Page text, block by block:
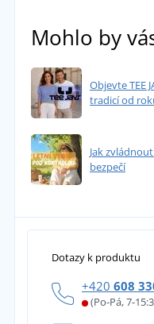
Mohlo by
Objevte TEE
tradicí od
Jak
bezpečí
Dotazy k produktu
+420 608
(Po-Pá, 7-